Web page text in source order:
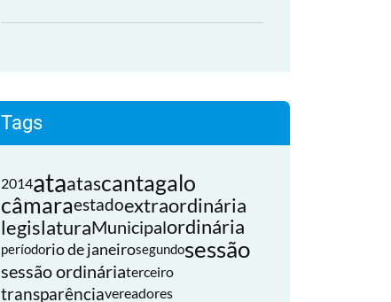
Tags
2014ataatascantagalo
câmaraestadoextraordinária
legislaturaMunicipalordinária
períodorio de janeirosegundosessão
sessão ordináriaterceiro
transparênciavereadores